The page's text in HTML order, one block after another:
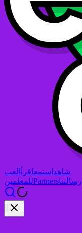
شاهد استمعاقرأ
العب
للمعلمينPartnersرسالتنا